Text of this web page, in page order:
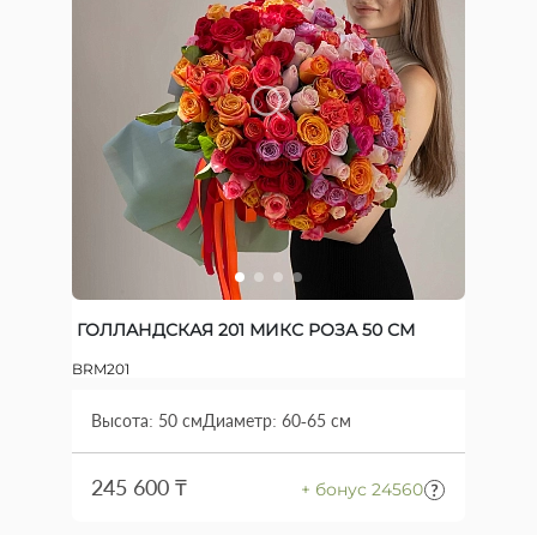
ГОЛЛАНДСКАЯ 201 МИКС РОЗА 50 СМ
BRM201
Высота: 50 смДиаметр: 60-65 см
245 600 ₸ + бонус 24560